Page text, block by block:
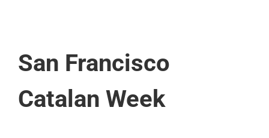
San Francisco
Catalan Week